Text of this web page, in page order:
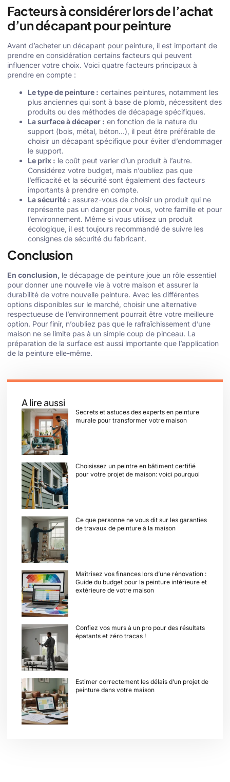
Facteurs à considérer lors de l’achat
d’un décapant pour peinture
Avant d’acheter un décapant pour peinture, il est important de
prendre en considération certains facteurs qui peuvent
influencer votre choix. Voici quatre facteurs principaux à
prendre en compte :
Le type de peinture : certaines peintures, notamment les
plus anciennes qui sont à base de plomb, nécessitent des
produits ou des méthodes de décapage spécifiques.
La surface à décaper : en fonction de la nature du
support (bois, métal, béton…), il peut être préférable de
choisir un décapant spécifique pour éviter d’endommager
le support.
Le prix : le coût peut varier d’un produit à l’autre.
Considérez votre budget, mais n’oubliez pas que
l’efficacité et la sécurité sont également des facteurs
importants à prendre en compte.
La sécurité : assurez-vous de choisir un produit qui ne
représente pas un danger pour vous, votre famille et pour
l’environnement. Même si vous utilisez un produit
écologique, il est toujours recommandé de suivre les
consignes de sécurité du fabricant.
Conclusion
En conclusion, le décapage de peinture joue un rôle essentiel
pour donner une nouvelle vie à votre maison et assurer la
durabilité de votre nouvelle peinture. Avec les différentes
options disponibles sur le marché, choisir une alternative
respectueuse de l’environnement pourrait être votre meilleure
option. Pour finir, n’oubliez pas que le rafraîchissement d’une
maison ne se limite pas à un simple coup de pinceau. La
préparation de la surface est aussi importante que l’application
de la peinture elle-même.
A lire aussi
Secrets et astuces des experts en peinture
murale pour transformer votre maison
Choisissez un peintre en bâtiment certifié
pour votre projet de maison: voici pourquoi
Ce que personne ne vous dit sur les garanties
de travaux de peinture à la maison
Maîtrisez vos finances lors d’une rénovation :
Guide du budget pour la peinture intérieure et
extérieure de votre maison
Confiez vos murs à un pro pour des résultats
épatants et zéro tracas !
Estimer correctement les délais d’un projet de
peinture dans votre maison